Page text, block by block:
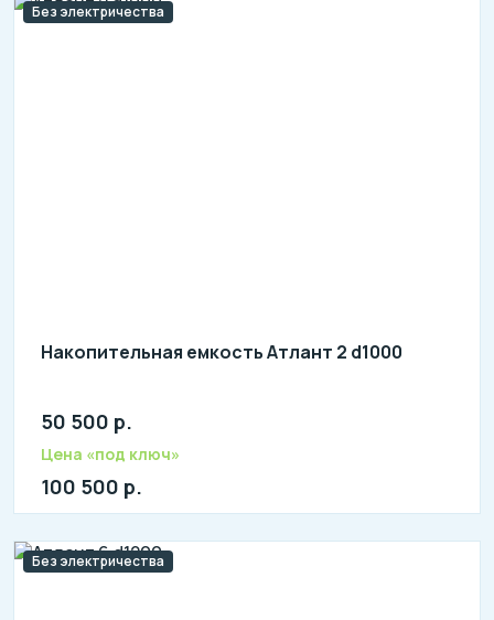
Без электричества
Накопительная емкость Атлант 2 d1000
Количество человек: 2-4
50 500 р.
Цена «под ключ»
100 500 р.
Без электричества